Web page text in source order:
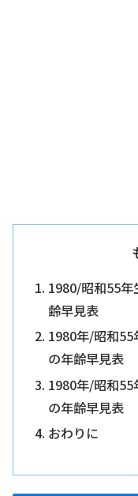
1980/昭和55年
齢早見表
1980年/昭和55
の年齢早見表
1980年/昭和55
の年齢早見表
おわりに